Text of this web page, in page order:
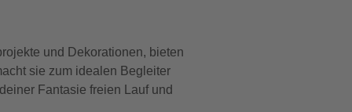
und Dekorationen, bieten
sie zum idealen Begleiter
Fantasie freien Lauf und